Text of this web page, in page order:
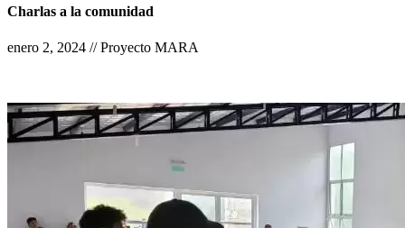
Charlas a la comunidad
enero 2, 2024 // Proyecto MARA